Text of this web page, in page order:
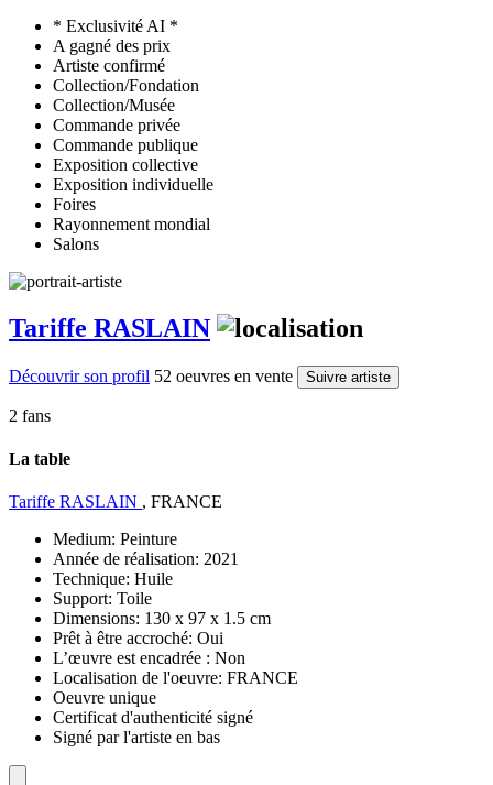
* Exclusivité AI *
A gagné des prix
Artiste confirmé
Collection/Fondation
Collection/Musée
Commande privée
Commande publique
Exposition collective
Exposition individuelle
Foires
Rayonnement mondial
Salons
Tariffe RASLAIN
Découvrir son profil 52 oeuvres en vente Suivre artiste
2 fans
La table
Tariffe RASLAIN , FRANCE
Medium: Peinture
Année de réalisation: 2021
Technique: Huile
Support: Toile
Dimensions: 130 x 97 x 1.5 cm
Prêt à être accroché: Oui
L’œuvre est encadrée : Non
Localisation de l'oeuvre: FRANCE
Oeuvre unique
Certificat d'authenticité signé
Signé par l'artiste en bas